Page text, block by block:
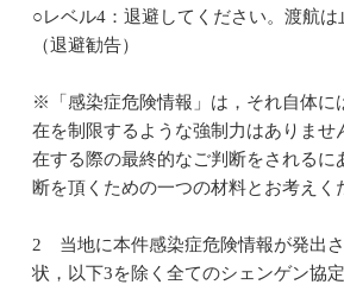
○レベル4：退避してください。渡航は
（退避勧告）
※「感染症危険情報」は，それ自体に
在を制限するような強制力はありませ
在する際の最終的なご判断をされるに
断を頂くための一つの材料とお考えく
2 当地に本件感染症危険情報が発出
状，以下3を除く全てのシェンゲン協